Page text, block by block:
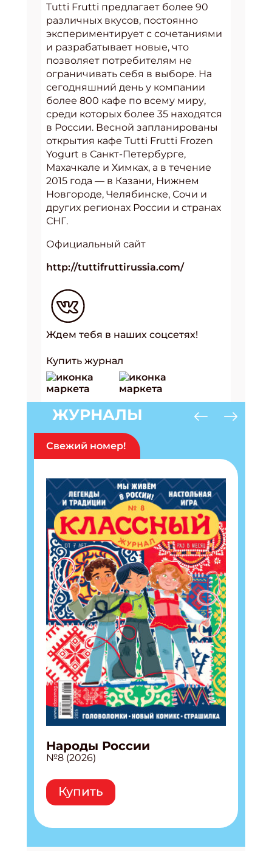
Tutti Frutti предлагает более 90
различных вкусов, постоянно
экспериментирует с сочетаниями
и разрабатывает новые, что
позволяет потребителям не
ограничивать себя в выборе. На
сегодняшний день у компании
более 800 кафе по всему миру,
среди которых более 35 находятся
в России. Весной запланированы
открытия кафе Tutti Frutti Frozen
Yogurt в Санкт-Петербурге,
Махачкале и Химках, а в течение
2015 года — в Казани, Нижнем
Новгороде, Челябинске, Сочи и
других регионах России и странах
СНГ.
Официальный сайт
http://tuttifruttirussia.com/
Ждем тебя в наших соцсетях!
Купить журнал
ЖУРНАЛЫ
Свежий номер!
Народы России
№8 (2026)
Купить